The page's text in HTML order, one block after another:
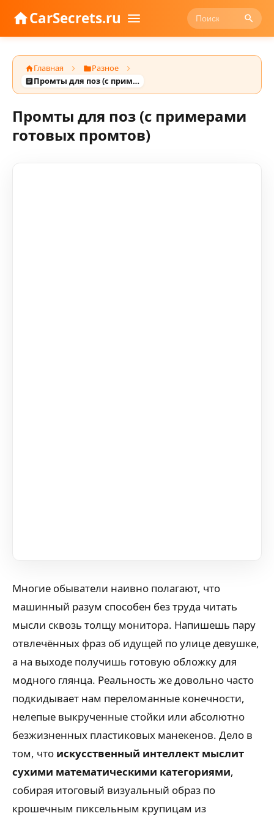
CarSecrets.ru
Главная
Разное
Промты для поз (с примерами готовых промтов)
Промты для поз (с примерами
готовых промтов)
Многие обыватели наивно полагают, что
машинный разум способен без труда читать
мысли сквозь толщу монитора. Напишешь пару
отвлечённых фраз об идущей по улице девушке,
а на выходе получишь готовую обложку для
модного глянца. Реальность же довольно часто
подкидывает нам переломанные конечности,
нелепые выкрученные стойки или абсолютно
безжизненных пластиковых манекенов. Дело в
том, что искусственный интеллект мыслит
сухими математическими категориями,
собирая итоговый визуальный образ по
крошечным пиксельным крупицам из